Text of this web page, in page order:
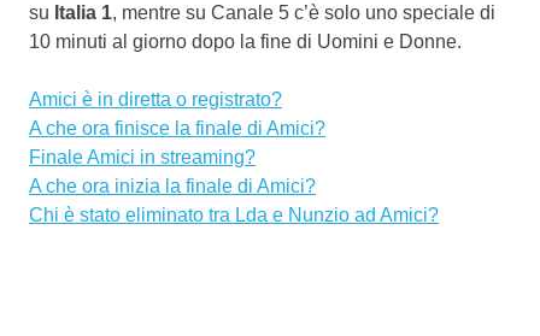
su Italia 1, mentre su Canale 5 c’è solo uno speciale di
10 minuti al giorno dopo la fine di Uomini e Donne.
Amici è in diretta o registrato?
A che ora finisce la finale di Amici?
Finale Amici in streaming?
A che ora inizia la finale di Amici?
Chi è stato eliminato tra Lda e Nunzio ad Amici?